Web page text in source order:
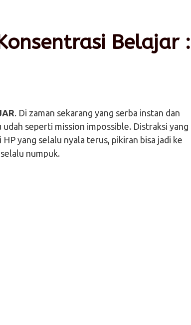
Belajar :
. Di zaman sekarang yang serba instan dan
seperti mission impossible. Distraksi yang
yang selalu nyala terus, pikiran bisa jadi ke
numpuk.